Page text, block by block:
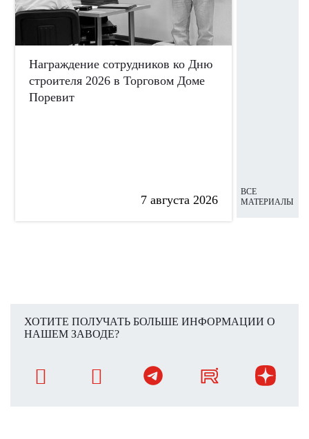
Награждение сотрудников ко Дню
строителя 2026 в Торговом Доме
Поревит
7 августа 2026
ВСЕ
МАТЕРИАЛЫ
ХОТИТЕ ПОЛУЧАТЬ БОЛЬШЕ ИНФОРМАЦИИ О
НАШЕМ ЗАВОДЕ?